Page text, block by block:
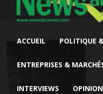
ACCUEIL POLITIQUE
ENTREPRISES &
INTERVIEWS